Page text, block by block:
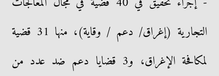
التجارية (إغراق/ دعم / وقاية)، منها 31 قضية
لمكافحة الإغراق، و3 قضايا دعم ضد عدد من